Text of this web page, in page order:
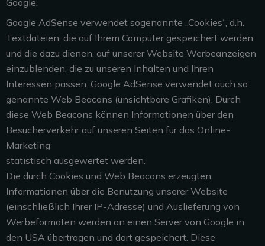
Google.
Google AdSense verwendet sogenannte „Cookies“, d.h.
Textdateien, die auf Ihrem Computer gespeichert werden
und die dazu dienen, auf unserer Website Werbeanzeigen
einzublenden, die zu unseren Inhalten und Ihren
Interessen passen. Google AdSense verwendet auch so
genannte Web Beacons (unsichtbare Grafiken). Durch
diese Web Beacons können Informationen über den
Besucherverkehr auf unseren Seiten für das Online-
Marketing
statistisch ausgewertet werden.
Die durch Cookies und Web Beacons erzeugten
Informationen über die Benutzung unserer Website
(einschließlich Ihrer IP-Adresse) und Auslieferung von
Werbeformaten werden an einen Server von Google in
den USA übertragen und dort gespeichert. Diese